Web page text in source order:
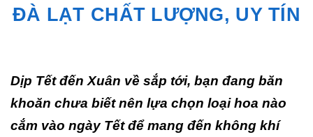
ĐÀ LẠT CHẤT LƯỢNG, UY TÍN
Dịp Tết đến Xuân về sắp tới, bạn đang băn
khoăn chưa biết nên lựa chọn loại hoa nào
cắm vào ngày Tết để mang đến không khí